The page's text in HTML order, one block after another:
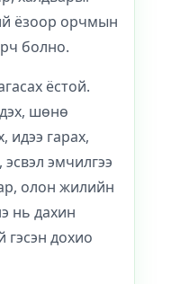
ёзоор орчмын
болно.
ёстой.
шөнө
идээ гарах,
эмчилгээ
олон жилийн
нь дахин
дохио